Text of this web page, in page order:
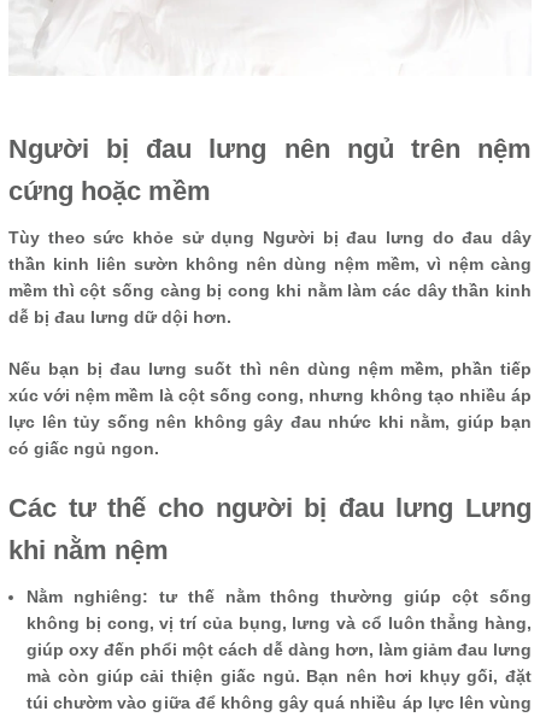
Người bị đau lưng nên ngủ trên nệm
cứng hoặc mềm
Tùy theo sức khỏe sử dụng Người bị đau lưng do đau dây
thần kinh liên sườn không nên dùng nệm mềm, vì nệm càng
mềm thì cột sống càng bị cong khi nằm làm các dây thần kinh
dễ bị đau lưng dữ dội hơn.
Nếu bạn bị đau lưng suốt thì nên dùng nệm mềm, phần tiếp
xúc với nệm mềm là cột sống cong, nhưng không tạo nhiều áp
lực lên tủy sống nên không gây đau nhức khi nằm, giúp bạn
có giấc ngủ ngon.
Các tư thế cho người bị đau lưng Lưng
khi nằm nệm
Nằm nghiêng: tư thế nằm thông thường giúp cột sống
không bị cong, vị trí của bụng, lưng và cổ luôn thẳng hàng,
giúp oxy đến phổi một cách dễ dàng hơn, làm giảm đau lưng
mà còn giúp cải thiện giấc ngủ. Bạn nên hơi khụy gối, đặt
túi chườm vào giữa để không gây quá nhiều áp lực lên vùng